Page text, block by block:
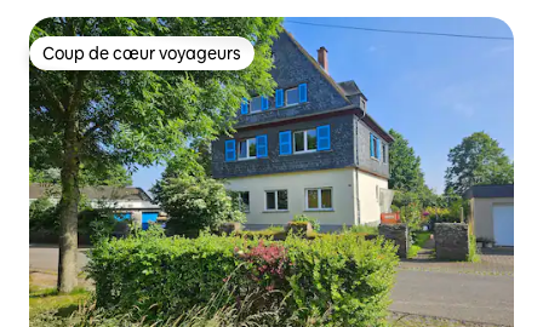
Coup de cœur voyageurs
Coup de cœur voyageurs